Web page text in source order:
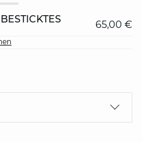
65,00 €